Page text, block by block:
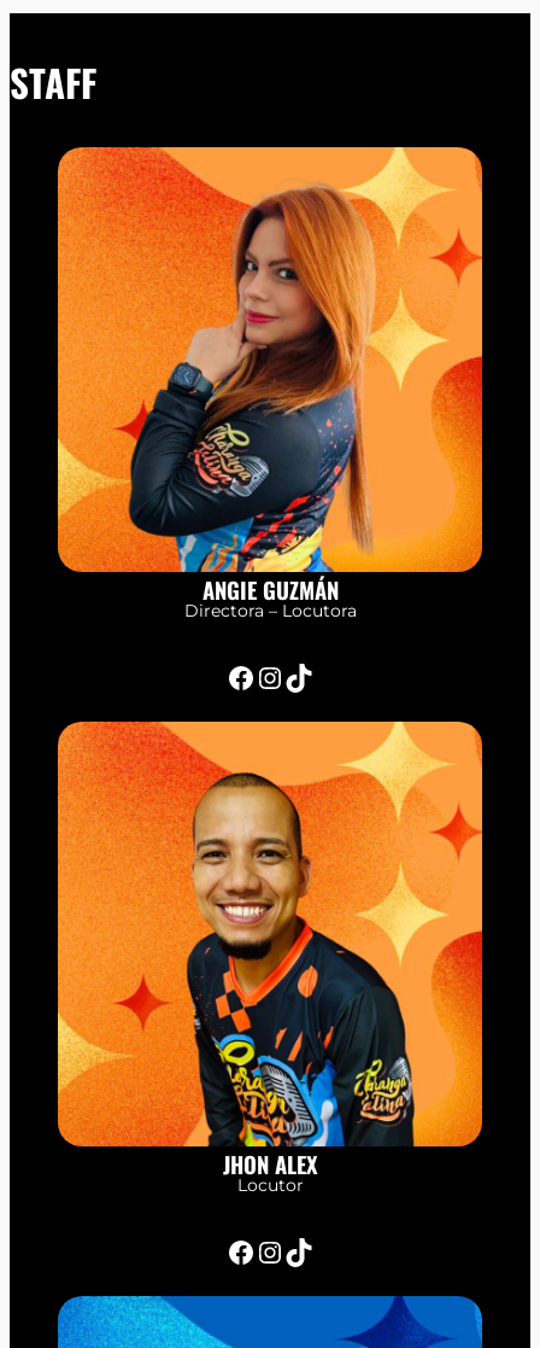
STAFF
ANGIE GUZMÁN
Directora – Locutora
Facebook InstagramTikTok
JHON ALEX
Locutor
Facebook InstagramTikTok